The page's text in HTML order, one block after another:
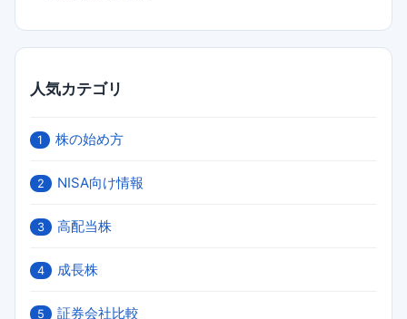
人気カテゴリ
1 株の始め方
2 NISA向け情報
3 高配当株
4 成長株
5 証券会社比較